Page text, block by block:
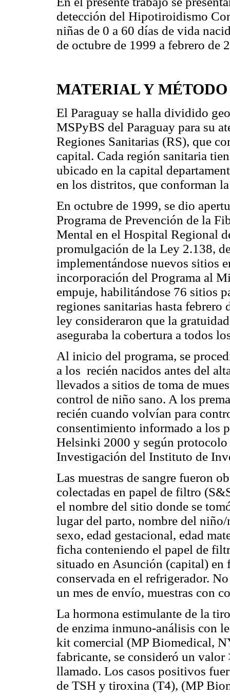
detección del Hipotiroidismo
niñas de 0 a 60 días de vida
de octubre de 1999 a febrero de
MATERIAL Y MÉTODO
El Paraguay se halla dividido
MSPyBS del Paraguay para su
Regiones Sanitarias (RS), que
capital. Cada región sanitaria
ubicado en la capital
en los distritos, que conforman
En octubre de 1999, se dio
Programa de Prevención de la
Mental en el Hospital Regional
promulgación de la Ley 2.138,
implementándose nuevos sitios
incorporación del Programa al
empuje, habilitándose 76 sitios
regiones sanitarias hasta
ley consideraron que la
aseguraba la cobertura a todos
Al inicio del programa, se
a los recién nacidos antes del
llevados a sitios de toma de
control de niño sano. A los
recién cuando volvían para
consentimiento informado a los
Helsinki 2000 y según
Investigación del Instituto de
Las muestras de sangre fueron
colectadas en papel de filtro
el nombre del sitio donde se
lugar del parto, nombre del
sexo, edad gestacional, edad
ficha conteniendo el papel de
situado en Asunción (capital) en
conservada en el refrigerador.
un mes de envío, muestras con
La hormona estimulante de la
de enzima inmuno-análisis con
kit comercial (MP Biomedical,
fabricante, se consideró un
llamado. Los casos positivos
de TSH y tiroxina (T4), (MP